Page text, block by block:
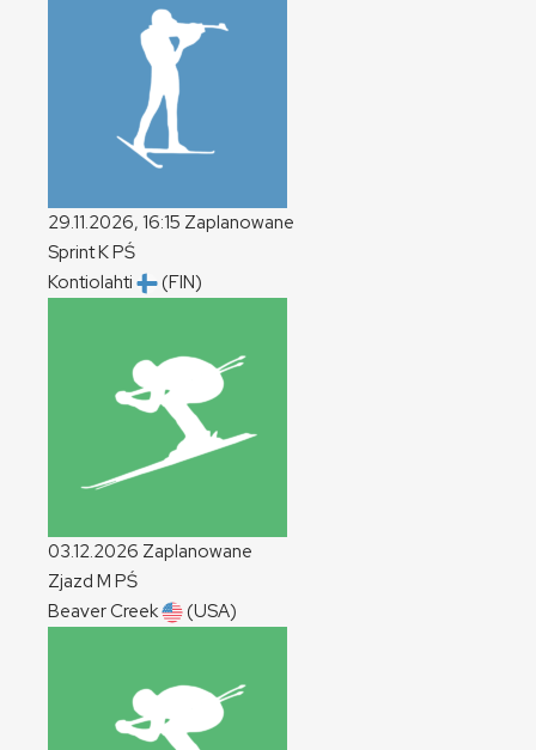
29.11.2026, 16:15 Zaplanowane
SprintKPŚ
Kontiolahti
(FIN)
03.12.2026 Zaplanowane
Zjazd M PŚ
Beaver Creek
(USA)